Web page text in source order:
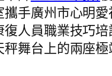
攜手廣州市心明愛
復人員職業技巧
秤舞台上的兩座